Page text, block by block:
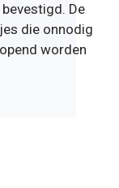
De
die onnodig
worden